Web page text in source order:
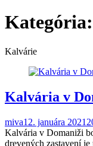
Kategória:
Kalvárie
Kalvária v
miva12. januára 2021
Kalvária v Domaniži
drevených zastavení